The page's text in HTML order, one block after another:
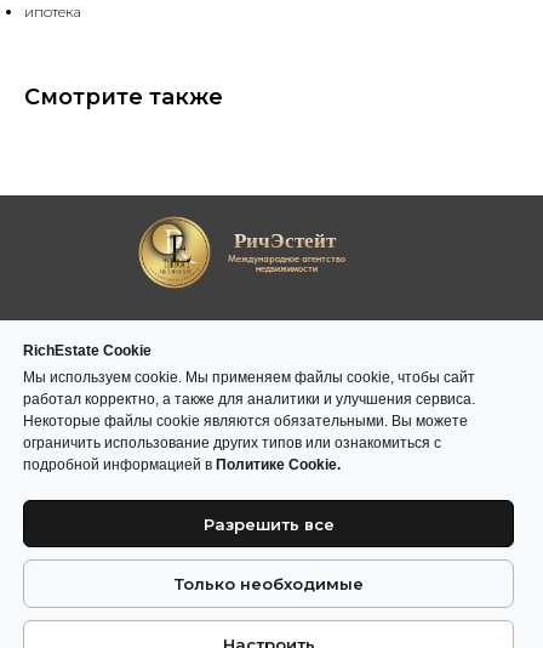
ипотека
Смотрите также
Контакты
123112, г. Москва, Пресненская набережная д.12, эт. 67/3.
ММДЦ "Москва Сити", "Башня Федерация Восток".
Юридическая информация
РичЭстейт
Монако
Греция
Международное агентство
недвижимости
Информация
Гид по зарубежной
недвижимости
Тайланд
Турция
ОАЭ
Кипр
Пользовательское соглашение
Политика конфиденциальности
Рынки и
инвестиционные
обзоры
RichEstate Cookie
Мы используем cookie. Мы применяем файлы cookie, чтобы сайт
работал корректно, а также для аналитики и улучшения сервиса.
Некоторые файлы cookie являются обязательными. Вы можете
ограничить использование других типов или ознакомиться с
подробной информацией в Политике Cookie.
Разрешить все
Только необходимые